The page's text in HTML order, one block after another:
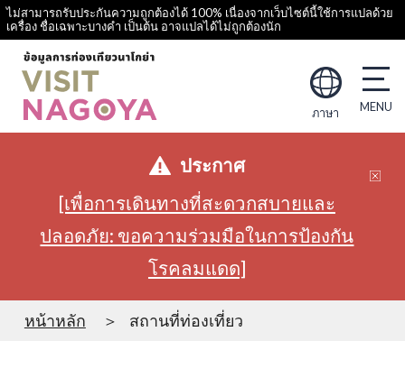
ไม่สามารถรับประกันความถูกต้องได้ 100% เนื่องจากเว็บไซต์นี้ใช้การแปลด้วย
เครื่อง ชื่อเฉพาะบางคำ เป็นต้น อาจแปลได้ไม่ถูกต้องนัก
ภาษา
ประกาศ
[เพื่อการเดินทางที่สะดวกสบายและ
ปลอดภัย: ขอความร่วมมือในการป้องกัน
โรคลมแดด]
หน้าหลัก สถานที่ท่องเที่ยว